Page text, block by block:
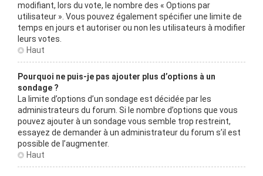
modifiant, lors du vote, le nombre des « Options par
utilisateur ». Vous pouvez également spécifier une limite de
temps en jours et autoriser ou non les utilisateurs à modifier
leurs votes.
Haut
Pourquoi ne puis-je pas ajouter plus d’options à un
sondage ?
La limite d’options d’un sondage est décidée par les
administrateurs du forum. Si le nombre d’options que vous
pouvez ajouter à un sondage vous semble trop restreint,
essayez de demander à un administrateur du forum s’il est
possible de l’augmenter.
Haut